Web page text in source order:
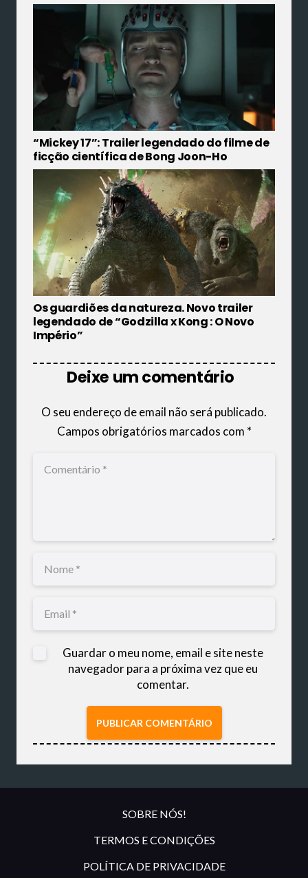
“Mickey 17”: Trailer legendado do filme de
ficção científica de Bong Joon-Ho
Os guardiões da natureza. Novo trailer
legendado de “Godzilla x Kong : O Novo
Império”
Deixe um comentário
O seu endereço de email não será publicado.
Campos obrigatórios marcados com *
Guardar o meu nome, email e site neste
navegador para a próxima vez que eu
comentar.
PUBLICAR COMENTÁRIO
SOBRE NÓS!
TERMOS E CONDIÇÕES
POLÍTICA DE PRIVACIDADE